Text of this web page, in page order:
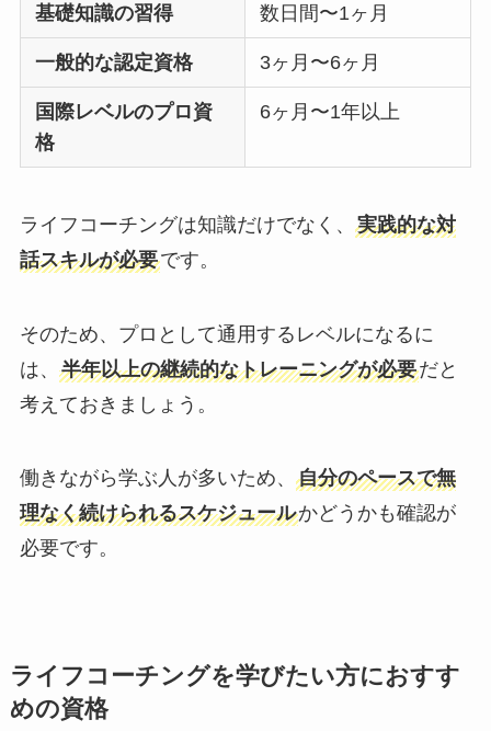
基礎知識の習得 数日間〜1ヶ月
一般的な認定資格 3ヶ月〜6ヶ月
国際レベルのプロ資
格
6ヶ月〜1年以上
ライフコーチングは知識だけでなく、 実践的な対
話スキルが必要です。
そのため、プロとして通用するレベルになるに
は、 半年以上の継続的なトレーニングが必要だと
考えておきましょう。
働きながら学ぶ人が多いため、 自分のペースで無
理なく続けられるスケジュールかどうかも確認が
必要です。
ライフコーチングを学びたい方におすす
めの資格